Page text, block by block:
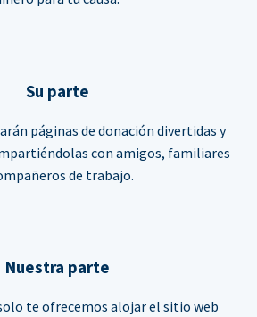
Su parte
páginas de donación divertidas y
con amigos, familiares
de trabajo.
Nuestra parte
te ofrecemos alojar el sitio web